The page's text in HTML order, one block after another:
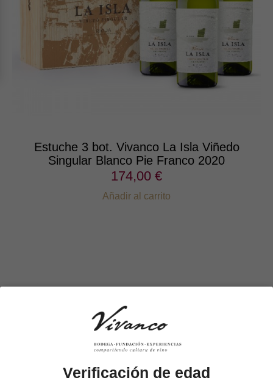
Estuche 3 bot. Vivanco La Isla Viñedo
Singular Blanco Pie Franco 2020
174,00 €
Añadir al carrito
Verificación de edad